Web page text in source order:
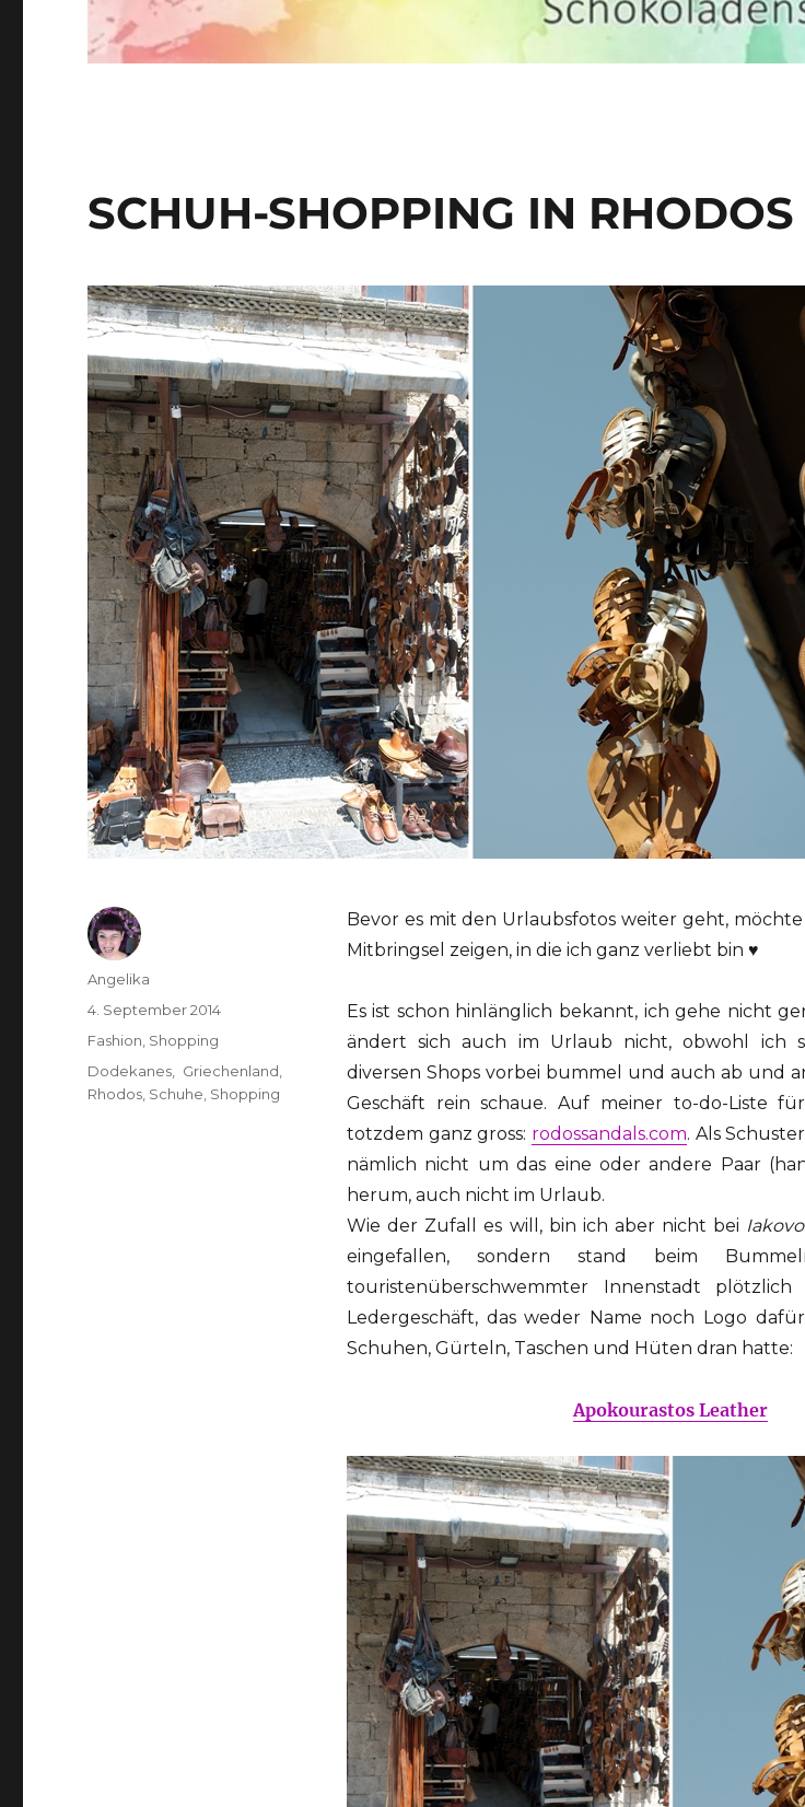
SCHUH-SHOPPING IN RHODOS
Bevor es mit den Urlaubsfotos weiter geht,
Mitbringsel zeigen, in die ich ganz verliebt bin ♥
Es ist schon hinlänglich bekannt, ich gehe nicht
ändert sich auch im Urlaub nicht, obwohl ich
diversen Shops vorbei bummel und auch ab und
Geschäft rein schaue. Auf meiner to-do-Liste
totzdem ganz gross: rodossandals.com. Als
nämlich nicht um das eine oder andere Paar
herum, auch nicht im Urlaub.
Wie der Zufall es will, bin ich aber nicht bei
eingefallen, sondern stand beim
touristenüberschwemmter Innenstadt
Ledergeschäft, das weder Name noch Logo
Schuhen, Gürteln, Taschen und Hüten dran hatte:
Apokourastos Leather
Autor
Angelika
Veröffentlicht
4. September 2014
Kategorien
Fashion Shopping
Schlagwörter
Dodekanes Griechenland
Rhodos Schuhe Shopping